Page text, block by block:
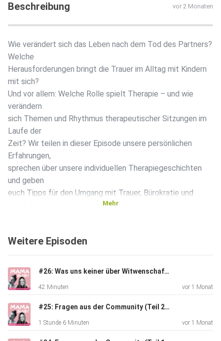
Beschreibung vor 2 Monaten
Wie verändert sich das Leben nach dem Tod des Partners?
Welche
Herausforderungen bringt die Trauer im Alltag mit Kindern
mit sich?
Und vor allem: Welche Rolle spielt Therapie – und wie
verändern
sich Themen und Rhythmus therapeutischer Sitzungen im
Laufe der
Zeit? Wir teilen in dieser Episode unsere persönlichen
Erfahrungen,
sprechen über unsere individuellen Therapiegeschichten
und geben
euch Tipps für den Umgang mit Trauer, Bürokratie und
wollt oder einfach mehr über den Weg durch die Trauer
möchtet – diese Episode macht Mut, informiert und zeigt:
Ihr seid
nicht allein. Shownotes Hier findet ihr die Pennebaker
Methode zum
expressiven Schreiben:
Mehr
Weitere Episoden
#26: Was uns keiner über Witwenschaft gesagt hat
42 Minuten vor 1 Monat
#25: Fragen aus der Community (Teil 2): Kindertrauer, Freundschaften und Neuanfänge
1 Stunde 6 Minuten vor 1 Monat